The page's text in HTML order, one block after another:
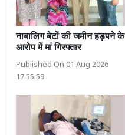
नाबालिग बेटों की जमीन हड़पने के
आरोप में मां गिरफ्तार
Published On 01 Aug 2026
17:55:59